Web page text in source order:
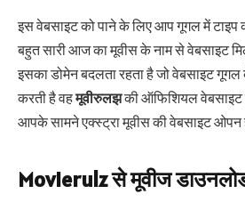
इस वेबसाइट को पाने के लिए आप गूगल में टाइप
बहुत सारी आज का मूवीस के नाम से वेबसाइट
इसका डोमेन बदलता रहता है जो वेबसाइट
करती है वहमूवीरुलझकी ऑफिशियल वेबसाइट
आपके सामने एक्स्ट्रा मूवीस की वेबसाइट ओपन
Movierulz से मूवीज